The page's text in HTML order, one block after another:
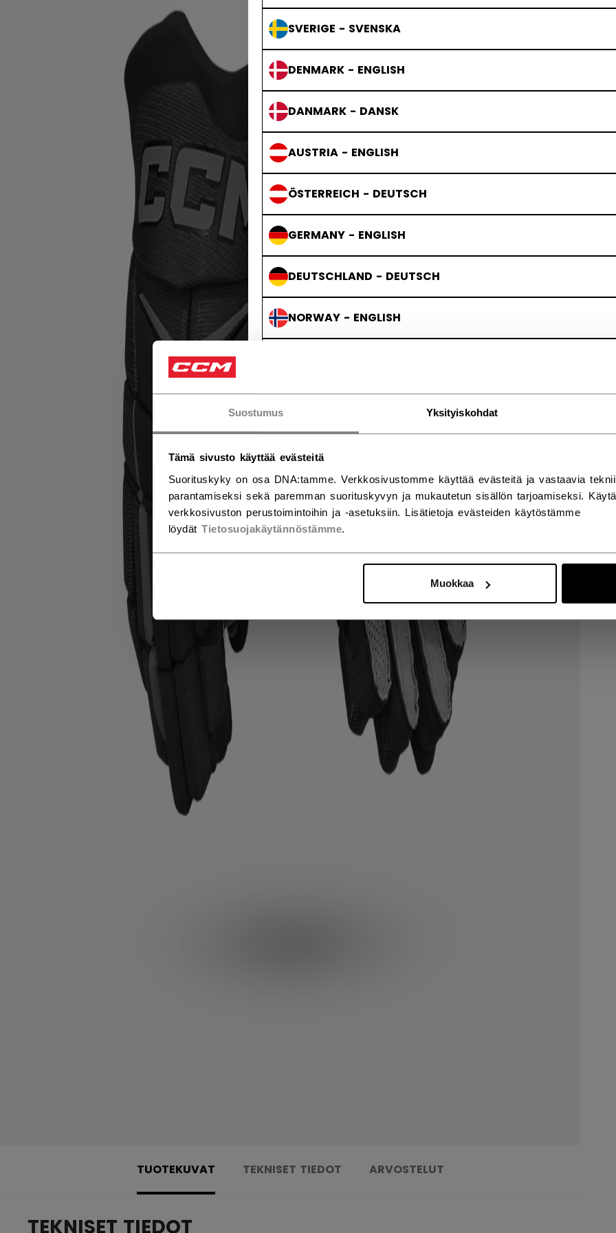
Suostumus Yksityiskohdat
Tämä sivusto käyttää evästeitä
Suorituskyky on osa DNA:tamme. Verkkosivustomme käyttää evästeitä ja vastaavia
parantamiseksi sekä paremman suorituskyvyn ja mukautetun sisällön tarjoamiseksi.
verkkosivuston perustoimintoihin ja -asetuksiin. Lisätietoja evästeiden käytöstämme
löydät Tietosuojakäytännöstämme.
Muokkaa
SVERIGE - SVENSKA
DENMARK - ENGLISH
DANMARK - DANSK
AUSTRIA - ENGLISH
ÖSTERREICH - DEUTSCH
GERMANY - ENGLISH
DEUTSCHLAND - DEUTSCH
NORWAY - ENGLISH
TUOTEKUVAT TEKNISET TIEDOT ARVOSTELUT
TEKNISET TIEDOT